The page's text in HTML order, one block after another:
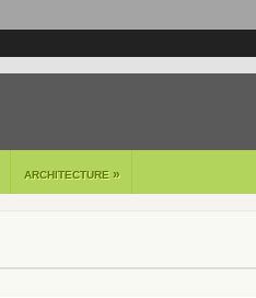
ARCHITECTURE »